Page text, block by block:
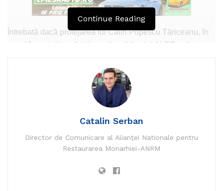
Întrebată dacă protejarea lui Călin Popescu Tăriceanu, în
cazul începerii urmăririi penale a liderului ALDE, a fost o
Eu nu am fost parlamentar, deci nu am votat”.
În data de 3 iunie 2019, Senatul a fost chemat să dezbată
cererea DNA cu privire la începerea urmăririi penale în
cazul lui Călin Popescu Tăriceanu. Atunci, senatorii au
cazul lui Călin Popescu Tăriceanu. Preşedintele Senatului
Continue Reading
Catalin Serban
Director de Comunicare al Alianței Nationale pentru
Restaurarea Monarhiei-ANRM